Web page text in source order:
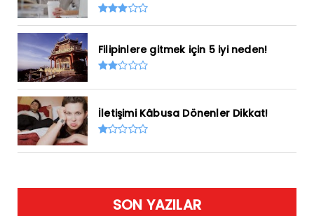
Filipinlere gitmek için 5 iyi neden!
İletişimi Kâbusa Dönenler Dikkat!
SON YAZILAR